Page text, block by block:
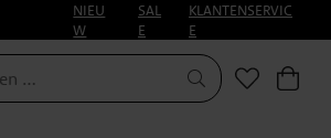
NIEU
W
SAL
E
KLANTENSERVIC
E